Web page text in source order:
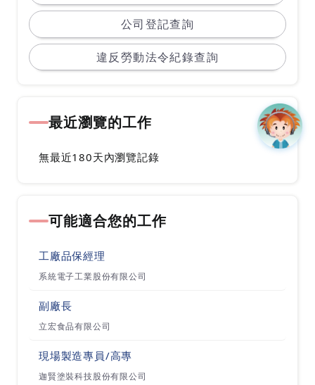
試市場之領導廠商，提供無線通訊系統相關積體電
路測試服務，滿足客戶於無線通訊市場的需求，為
RF IC測試提供低成本、高效能之解決方案，協助
客戶加速其產品上市時程與市場競爭力。
月併入台灣前三大晶圓測試廠欣銓科技(3264)，
成為欣銓集團一份子，雙方策略聯盟後，可更完整
掌握智慧聯網相關測試服務，強化競爭力以及提升
全智科技於新竹科學園區內設有三個廠區:
二廠: 新竹科學園區科技五路6號7F(應徵面談地點)
三廠: 新竹科學園區科技五路2號5F
新廠: 新竹科學園區研新四路6號
公司登記查詢
違反勞動法令紀錄查詢
最近瀏覽的工作
無最近180天內瀏覽記錄
可能適合您的工作
工廠品保經理
系統電子工業股份有限公司
副廠長
立宏食品有限公司
現場製造專員/高專
迦賢塗裝科技股份有限公司